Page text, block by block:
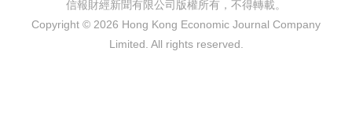
信報財經新聞有限公司版權所有，不得轉載。
Copyright © 2026 Hong Kong Economic Journal Company
Limited. All rights reserved.